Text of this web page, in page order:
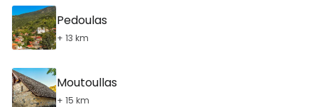
Pedoulas
+ 13 km
Moutoullas
+ 15 km